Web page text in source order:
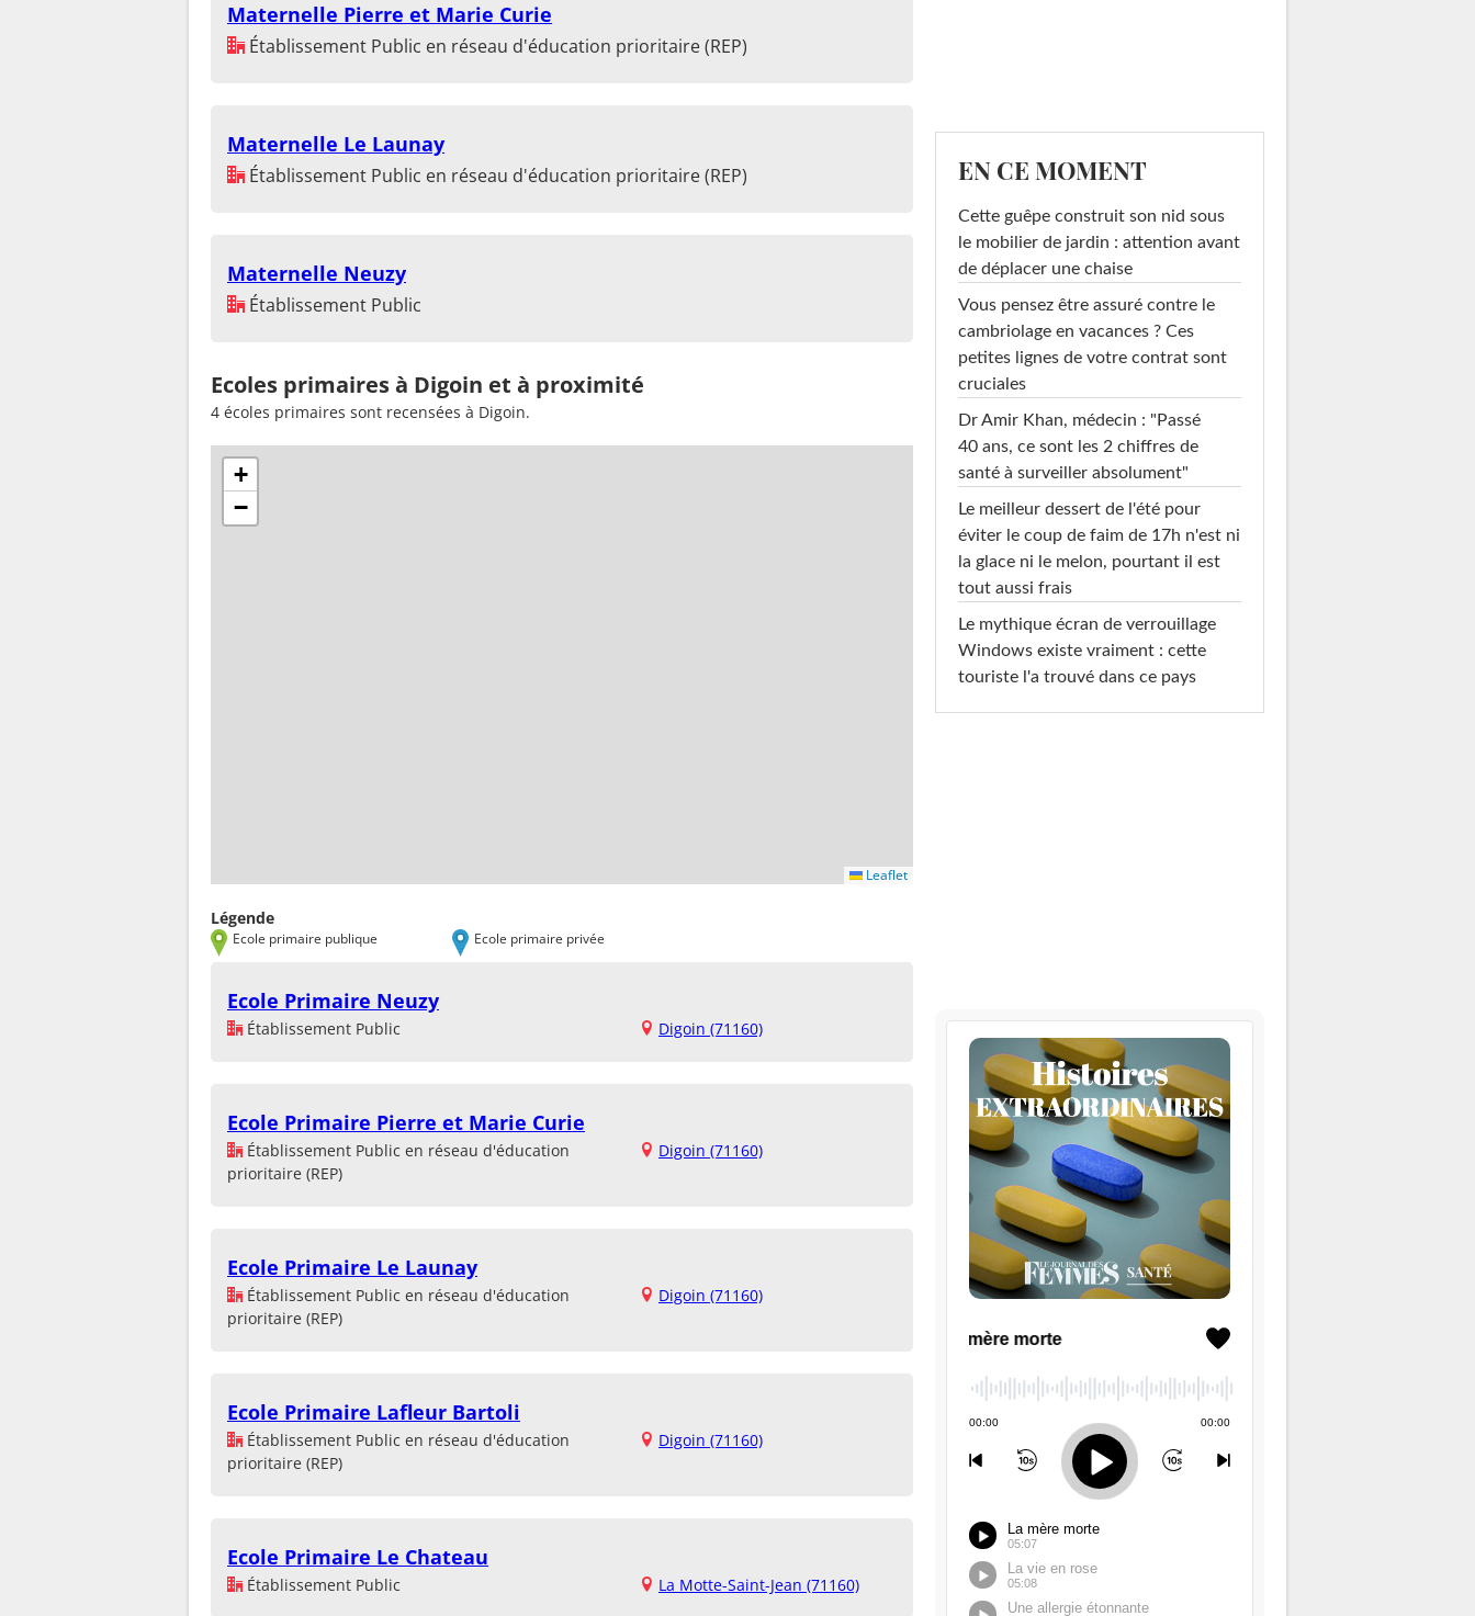
Maternelle Pierre et Marie Curie
Établissement Public en réseau d'éducation prioritaire (REP)
Maternelle Le Launay
Établissement Public en réseau d'éducation prioritaire (REP)
Maternelle Neuzy
Établissement Public
Ecoles primaires à Digoin et à proximité
4 écoles primaires sont recensées à Digoin.
+
−
Leaflet
Légende
Ecole primaire publique Ecole primaire privée
Ecole Primaire Neuzy
Établissement Public Digoin (71160)
Ecole Primaire Pierre et Marie Curie
Établissement Public en réseau d'éducation
prioritaire (REP)
Digoin (71160)
Ecole Primaire Le Launay
Établissement Public en réseau d'éducation
prioritaire (REP)
Digoin (71160)
Ecole Primaire Lafleur Bartoli
Établissement Public en réseau d'éducation
prioritaire (REP)
Digoin (71160)
Ecole Primaire Le Chateau
Établissement Public La Motte-Saint-Jean (71160)
EN CE MOMENT
Cette guêpe construit son nid sous
le mobilier de jardin : attention avant
de déplacer une chaise
Vous pensez être assuré contre le
cambriolage en vacances ? Ces
petites lignes de votre contrat sont
cruciales
Dr Amir Khan, médecin : "Passé
40 ans, ce sont les 2 chiffres de
santé à surveiller absolument"
Le meilleur dessert de l'été pour
éviter le coup de faim de 17h n'est ni
la glace ni le melon, pourtant il est
tout aussi frais
Le mythique écran de verrouillage
Windows existe vraiment : cette
touriste l'a trouvé dans ce pays